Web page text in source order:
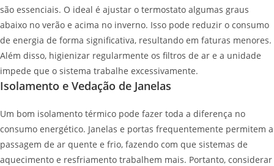
são essenciais. O ideal é ajustar o termostato algumas graus
abaixo no verão e acima no inverno. Isso pode reduzir o consumo
de energia de forma significativa, resultando em faturas menores.
Além disso, higienizar regularmente os filtros de ar e a unidade
impede que o sistema trabalhe excessivamente.
Isolamento e Vedação de Janelas
Um bom isolamento térmico pode fazer toda a diferença no
consumo energético. Janelas e portas frequentemente permitem a
passagem de ar quente e frio, fazendo com que sistemas de
aquecimento e resfriamento trabalhem mais. Portanto, considerar